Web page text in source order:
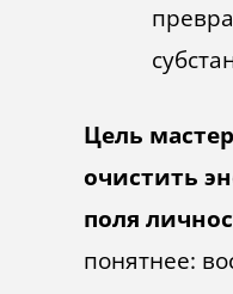
Цель
очистить
поля
понятнее: